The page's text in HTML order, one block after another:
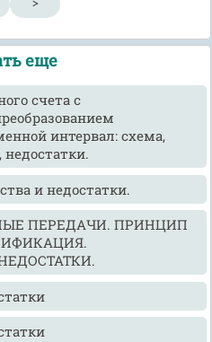
>
еще
счета с
интервал: схема,
недостатки.
и недостатки.
ПЕРЕДАЧИ. ПРИНЦИП